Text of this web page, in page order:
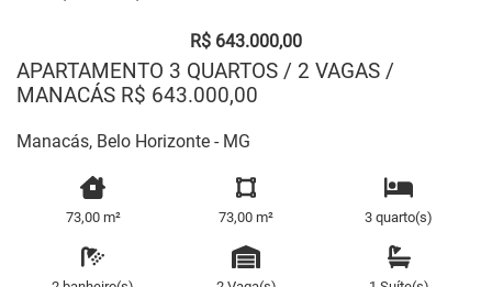
R$ 643.000,00
APARTAMENTO 3 QUARTOS / 2 VAGAS /
MANACÁS R$ 643.000,00
Manacás, Belo Horizonte - MG
73,00 m² 73,00 m² 3 quarto(s)